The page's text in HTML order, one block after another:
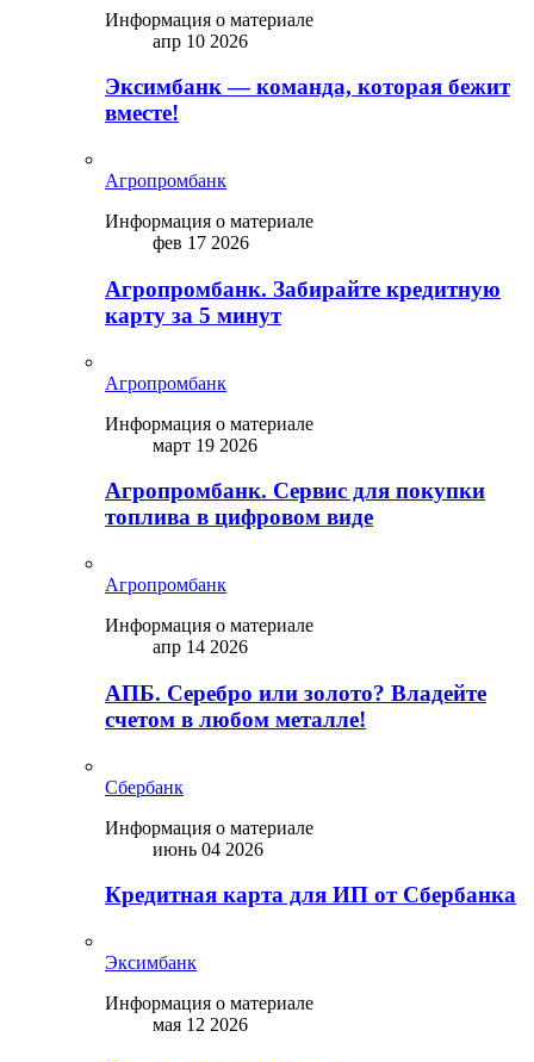
Информация о материале
апр 10 2026
Эксимбанк — команда, которая бежит
вместе!
Агропромбанк
Информация о материале
фев 17 2026
Агропромбанк. Забирайте кредитную
карту за 5 минут
Агропромбанк
Информация о материале
март 19 2026
Агропромбанк. Сервис для покупки
топлива в цифровом виде
Агропромбанк
Информация о материале
апр 14 2026
АПБ. Серебро или золото? Владейте
счетом в любом металле!
Сбербанк
Информация о материале
июнь 04 2026
Кредитная карта для ИП от Сбербанка
Эксимбанк
Информация о материале
мая 12 2026